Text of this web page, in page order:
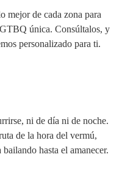
mejor de cada zona para
única. Consúltalos, y
personalizado para ti.
ni de día ni de noche.
de la hora del vermú,
hasta el amanecer.